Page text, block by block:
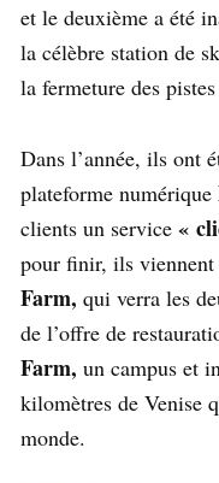
et le deuxième a été
la célèbre station de
la fermeture des
Dans l’année, ils ont
plateforme numérique
clients un service «
pour finir, ils viennent
Farm, qui verra les
de l’offre de
Farm, un campus et
kilomètres de Venise
monde.